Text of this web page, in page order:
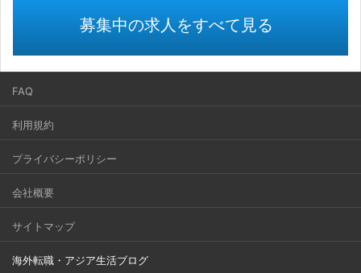
募集中の求人をすべて見る
FAQ
利用規約
プライバシーポリシー
会社概要
サイトマップ
海外転職・アジア生活ブログ